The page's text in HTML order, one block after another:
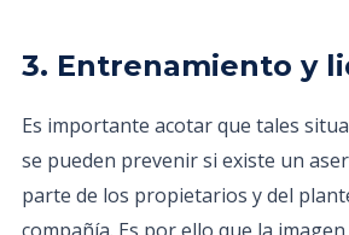
3. Entrenamiento y
Es importante acotar que tales
se pueden prevenir si existe un
parte de los propietarios y del